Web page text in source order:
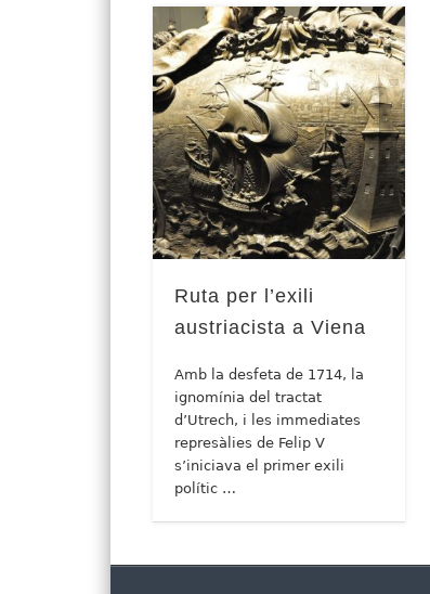
Ruta per l’exili
austriacista a Viena
Amb la desfeta de 1714, la
ignomínia del tractat
d’Utrech, i les immediates
represàlies de Felip V
s’iniciava el primer exili
polític …